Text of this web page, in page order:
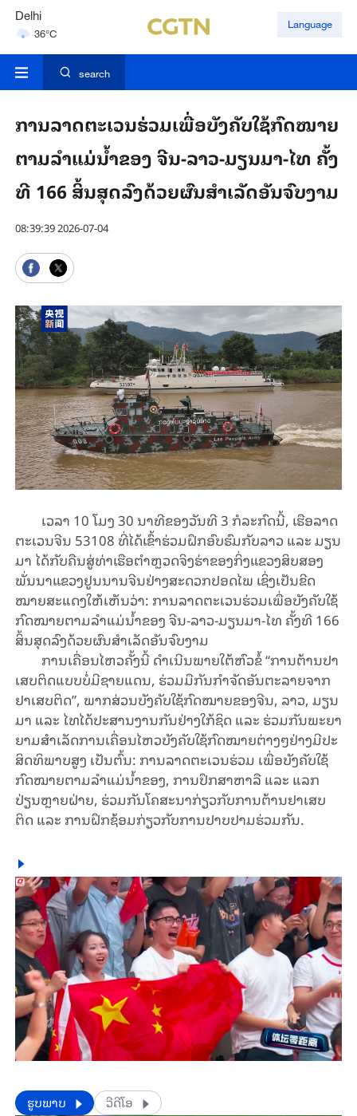
Delhi
36°C
Hyderabad
Language
search
ການລາດຕະເວນຮ່ວມເພື່ອບັງຄັບໃຊ້ກົດໝາຍ
ຕາມລຳແມ່ນ້ຳຂອງ ຈີນ-ລາວ-ມຽນມາ-ໄທ ຄັ້ງ
ທີ 166 ສິ້ນ​ສຸດ​ລົງ​ດ້ວຍ​ຜົນ​ສຳ​ເລັດ​ອັນ​ຈົບ​ງາມ
08:39:39 2026-07-04
ເວ​ລາ 10 ໂມງ 30 ນາ​ທີຂອງວັນທີ 3 ກໍລະກົດ​ນີ້, ເຮືອ​ລາດ​
ຕະ​ເວນ​ຈີນ 53108 ທີ່​ໄດ້ເຂົ້າຮ່ວມ​ຝຶກ​ອົບ​ຮົມ​ກັບ​ລາວ ແລະ ມຽນ​
ມາ ໄດ້​ກັບ​ຄືນ​ສູ່​ທ່າ​ເຮືອຕຳຫຼວດ​ຈິງ​ຮ່າ​ຂອງ​ກິ່ງ​ແຂວງ​ສິບ​ສອງ​
ພັ່ນ​ນາ​ແຂວງ​ຢູນ​ນານ​ຈີນ​ຢ່າງ​ສະ​ດວກ​ປອດ​ໄພ​ ເຊິ່ງ​​ເປັນ​ຂີດ​
ໝາຍ​ສະ​ແດງ​ໃຫ້​ເຫັນ​ວ່າ: ການລາດຕະເວນຮ່ວມເພື່ອບັງຄັບໃຊ້
ກົດໝາຍຕາມລຳແມ່ນ້ຳຂອງ ຈີນ-ລາວ-ມຽນມາ-ໄທ ຄັ້ງທີ 166
ສິ້ນ​ສຸດ​ລົງ​ດ້ວຍ​ຜົນ​ສຳ​ເລັດ​ອັນ​ຈົບ​ງາມ
ການ​ເຄື່ອນ​ໄຫວ​ຄັ້ງ​ນີ້​ ດໍາເນີນ​ພາຍ​ໃຕ້​ຫົວ​ຂໍ້ “​ການຕ້ານ​ປາ​
ເສບ​ຕິ​ດແບບບໍ່​ມີ​ຊາຍ​ແດນ, ຮ່ວມ​ມື​ກັນ​​ກຳ​ຈັດ​ອັນ​ຕະ​ລາຍ​ຈາກ​
ຢາ​ເສບ​ຕິດ”, ພາກ​ສ່ວນບັງຄັບໃຊ້​ກົດ​ໝາຍ​ຂອງ​ຈີນ, ລາວ, ມຽນ​
ມາ ແລະ ໄທ​ໄດ້​ປະ​ສານ​ງານກັນ​ຢ່າງ​ໃກ້​ຊິດ ແລະ ຮ່ວມ​ກັນ​ພະ​ຍາ​
ຍາມ​ສຳ​ເລັດ​ການ​ເຄື່ອນ​ໄຫວບັງຄັບໃຊ້ກົດ​ໝາຍ​ຕ່າງໆ​ຢ່າງ​ມີ​ປະ​
ສິດ​ທິ​​ພາບສູງ ເປັນ​ຕົ້ນ: ການ​ລາດ​ຕະ​ເວນ​ຮ່ວມ ​ເພື່ອບັງຄັບໃຊ້​
ກົດ​ໝາຍ​​ຕາມ​ລຳ​ແມ່​ນ້ຳ​ຂອງ, ການ​​ປຶກ​ສາ​ຫາ​ລື ແລະ ແລກ​
ປ່ຽນຫຼາຍ​ຝ່າຍ, ຮ່ວມ​ກັນ​ໂຄ​ສະ​ນາກ່ຽວກັບການ​ຕ້ານ​ຢາ​ເສບ​
ຕິດ ແລະ ການ​ຝຶກ​ຊ້ອມ​ກ່ຽວກັບການປາບປາມ​ຮ່ວມ​ກັນ.
​​ຮູບພາບ ວີດີໂອ